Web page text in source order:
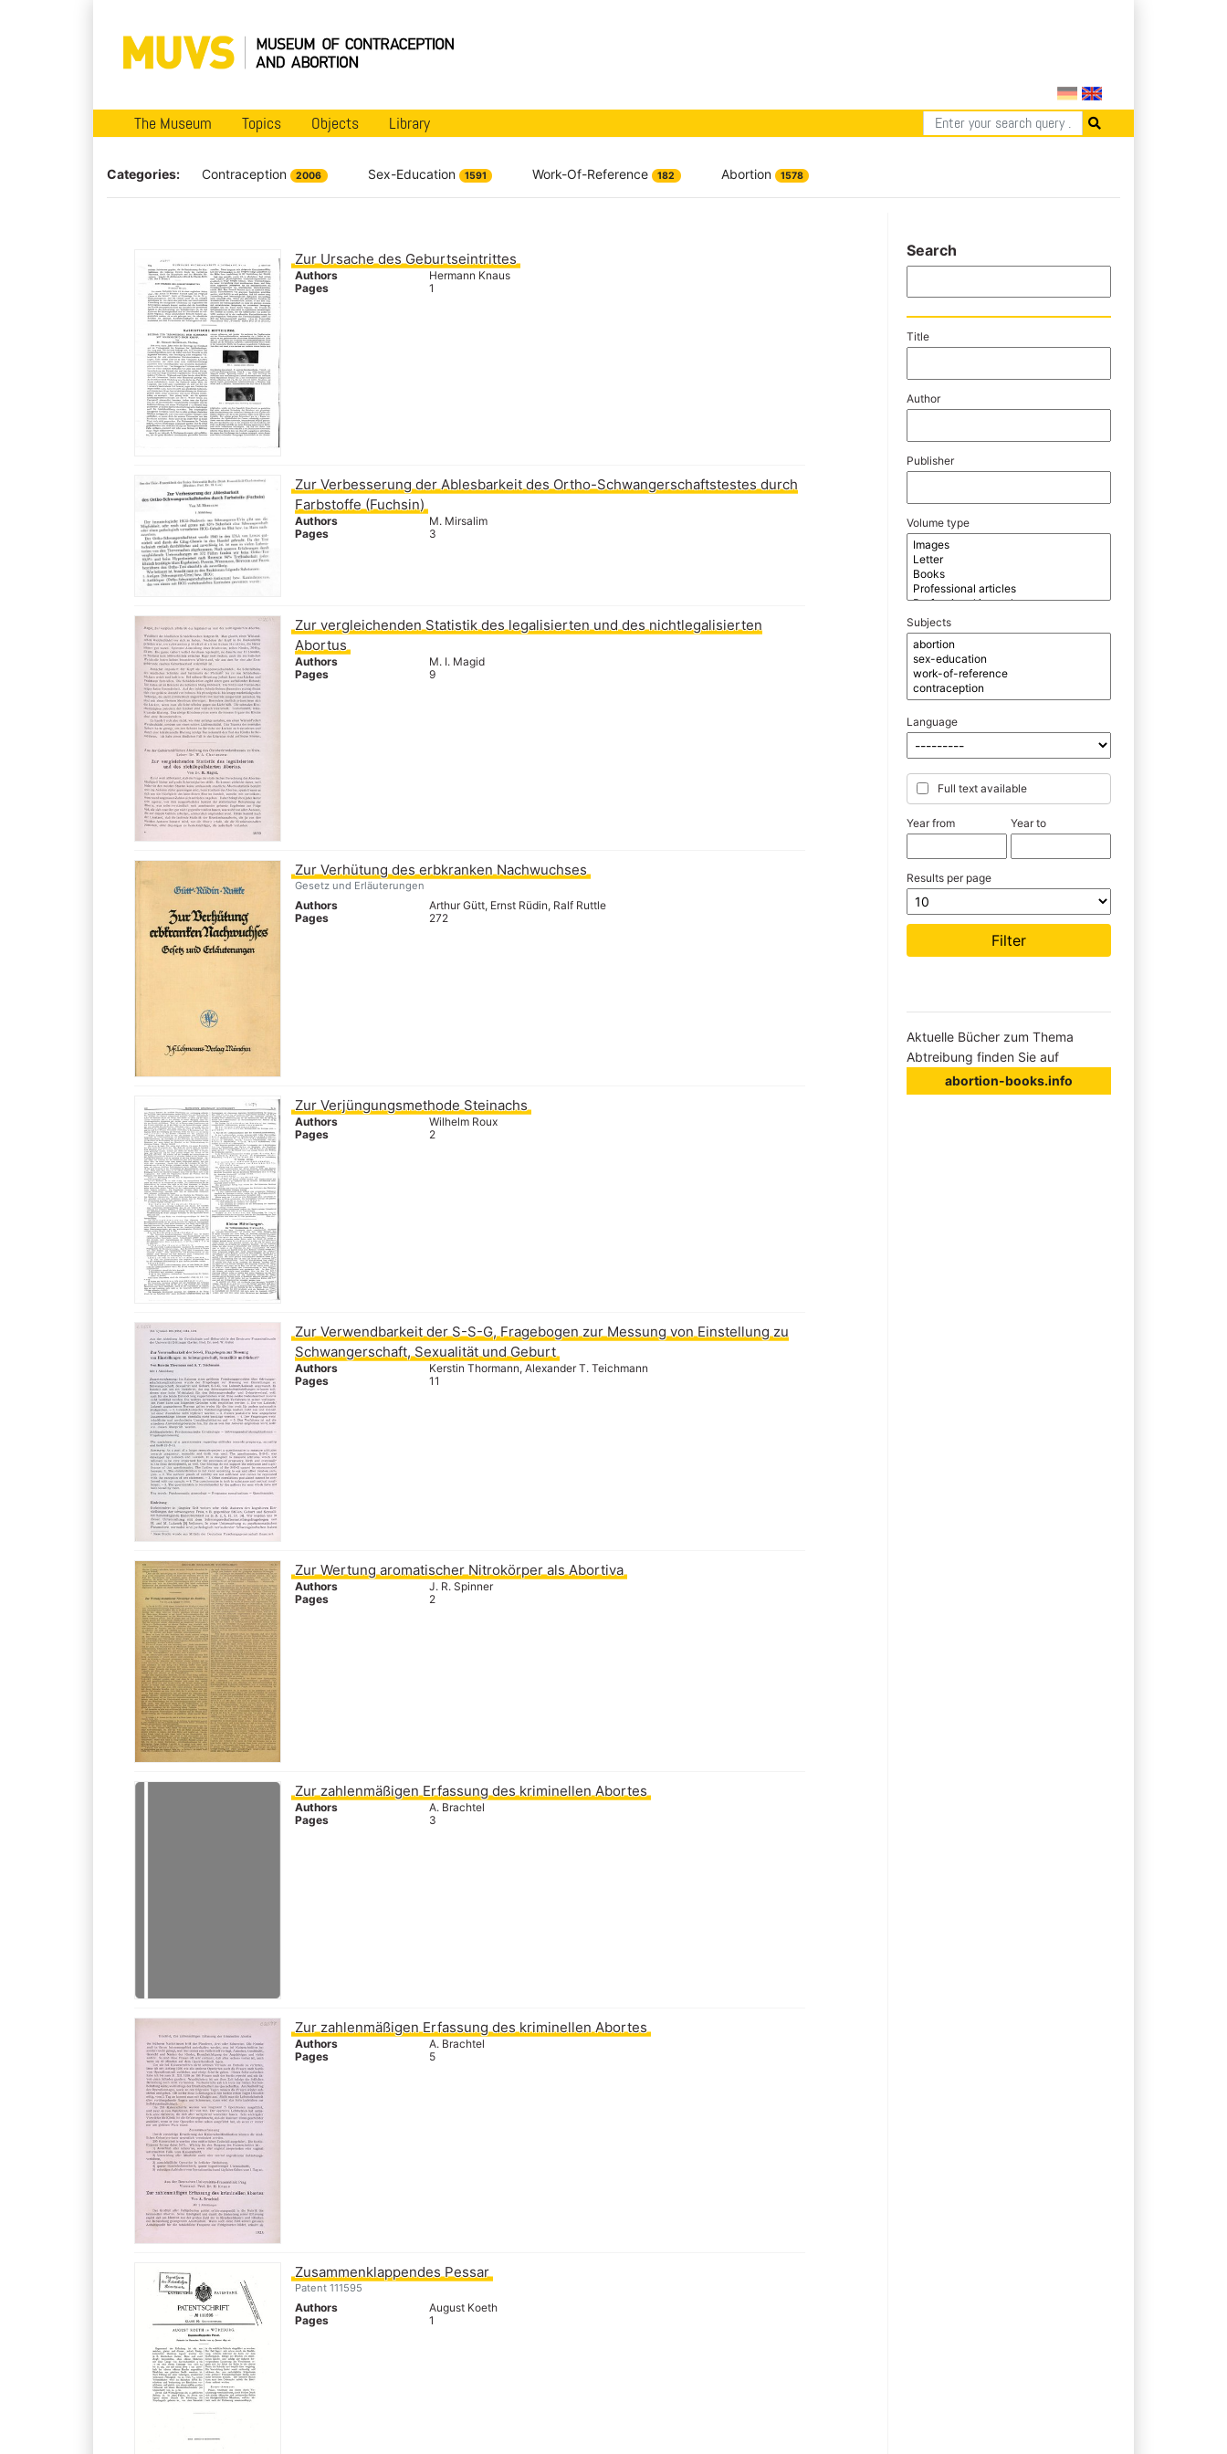
The Museum Topics Objects Library
Categories: Contraception 2006 Sex-Education 1591 Work-Of-Reference 182 Abortion 1578
Zur Ursache des Geburtseintrittes
Authors
Hermann Knaus
Pages
1
Zur Verbesserung der Ablesbarkeit des Ortho-Schwangerschaftstestes durch
Farbstoffe (Fuchsin)
Authors
M. Mirsalim
Pages
3
Zur vergleichenden Statistik des legalisierten und des nichtlegalisierten
Abortus
Authors
M. I. Magid
Pages
9
Zur Verhütung des erbkranken Nachwuchses
Gesetz und Erläuterungen
Authors
Arthur Gütt, Ernst Rüdin, Ralf Ruttle
Pages
272
Zur Verjüngungsmethode Steinachs
Authors
Wilhelm Roux
Pages
2
Zur Verwendbarkeit der S-S-G, Fragebogen zur Messung von Einstellung zu
Schwangerschaft, Sexualität und Geburt
Authors
Kerstin Thormann, Alexander T. Teichmann
Pages
11
Zur Wertung aromatischer Nitrokörper als Abortiva
Authors
J. R. Spinner
Pages
2
Zur zahlenmäßigen Erfassung des kriminellen Abortes
Authors
A. Brachtel
Pages
3
Zur zahlenmäßigen Erfassung des kriminellen Abortes
Authors
A. Brachtel
Pages
5
Zusammenklappendes Pessar
Patent 111595
Authors
August Koeth
Pages
1
Search
Title
Author
Publisher
Volume type
Subjects
Language
Full text available
Year from Year to
Results per page
Aktuelle Bücher zum Thema
Abtreibung finden Sie auf
abortion-books.info